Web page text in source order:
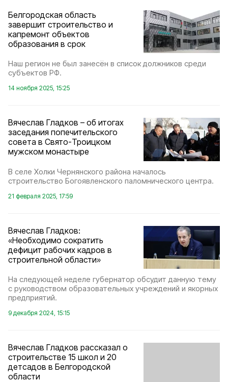
Белгородская область
завершит строительство и
капремонт объектов
образования в срок
Наш регион не был занесён в список должников среди
субъектов РФ.
14 ноября 2025, 15:25
Вячеслав Гладков – об итогах
заседания попечительского
совета в Свято-Троицком
мужском монастыре
В селе Холки Чернянского района началось
строительство Богоявленского паломнического центра.
21 февраля 2025, 17:59
Вячеслав Гладков:
«Необходимо сократить
дефицит рабочих кадров в
строительной области»
На следующей неделе губернатор обсудит данную тему
с руководством образовательных учреждений и якорных
предприятий.
9 декабря 2024, 15:15
Вячеслав Гладков рассказал о
строительстве 15 школ и 20
детсадов в Белгородской
области